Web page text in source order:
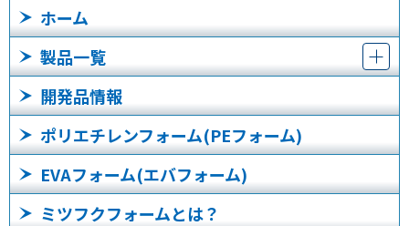
ホーム
製品一覧
開発品情報
ポリエチレンフォーム(PEフォーム)
EVAフォーム(エバフォーム)
ミツフクフォームとは？